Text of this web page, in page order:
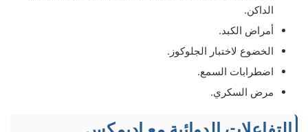
الداكن.
أمراض الكبد.
الخضوع لاختبار الجلوكوز.
اضطرابات السمع.
مرض السكري.